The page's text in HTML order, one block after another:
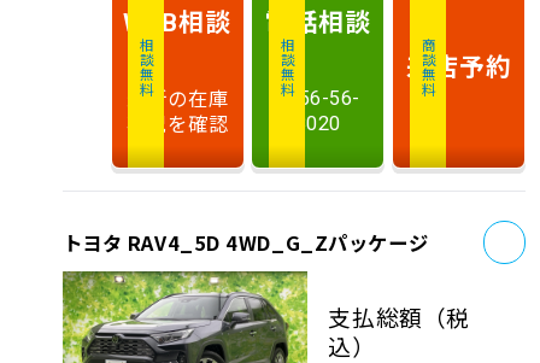
相談無料
WEB相談
最新の在庫
状況を確認
相談無料
電話相談
0956-56-
8020
商談無料
来店予約
トヨタ RAV4_5D 4WD_G_Zパッケージ
支払総額 （税
込）